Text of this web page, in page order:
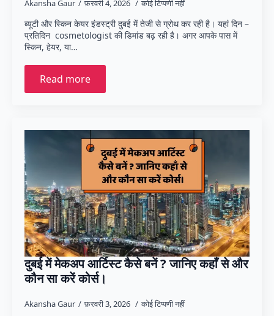
Akansha Gaur फ़रवरी 4, 2026 कोई टिप्पणी नहीं
ब्यूटी और स्किन केयर इंडस्ट्री दुबई में तेजी से ग्रोथ कर रही है। यहां दिन –
प्रतिदिन cosmetologist की डिमांड बढ़ रही है। अगर आपके पास में
स्किन, हेयर, या…
Read more
दुबई में मेकअप आर्टिस्ट कैसे बनें ? जानिए कहाँ से और
कौन सा करें कोर्स।
Akansha Gaur फ़रवरी 3, 2026 कोई टिप्पणी नहीं